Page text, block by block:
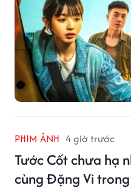
PHIM ẢNH 4 giờ trước
Tước Cốt chưa hạ
cùng Đặng Vi